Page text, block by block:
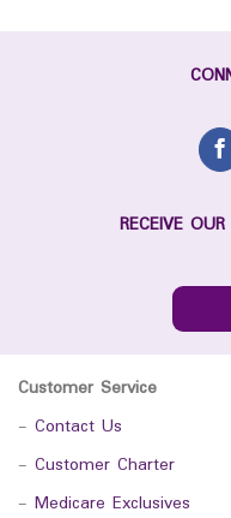
RECEIVE
Customer Service
- Contact Us
- Customer Charter
- Medicare Exclusives